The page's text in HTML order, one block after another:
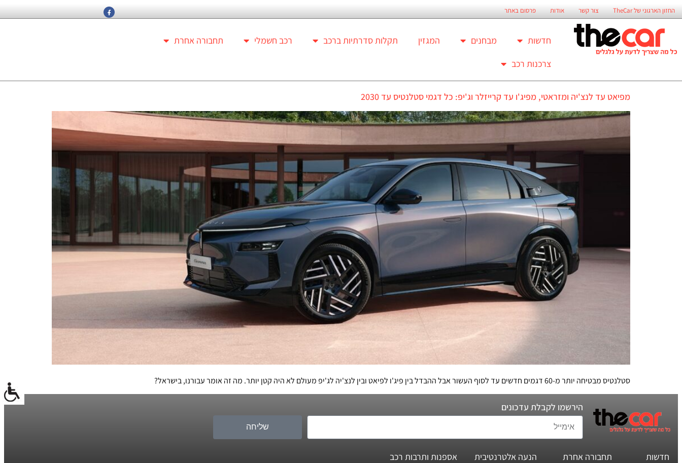
החזון הארגוני של TheCar צור קשר אודות פרסום באתר
חדשות מבחנים המגזין תקלות סדרתיות ברכב רכב חשמלי
תחבורה אחרת
צרכנות רכב
מפיאט עד לנצ'יה ומזראטי, מפיג'ו עד קרייזלר וג'יפ: כל דגמי סטלנטיס עד 2030
סטלנטיס מבטיחה יותר מ-60 דגמים חדשים עד לסוף העשור אבל ההבדל בין פיג'ו לפיאט ובין לנצ'יה לג'יפ מעולם לא היה קטן יותר. מה זה אומר עבורנו, בישראל?
הירשמו לקבלת עדכונים
שליחה
חדשות
תחבורה אחרת
הנעה אלטרנטיבית
אספנות ותרבות רכב